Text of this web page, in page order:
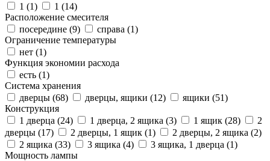
1 (1) 1 (14)
Расположение смесителя
посередине (9) справа (1)
Ограничение температуры
нет (1)
Функция экономии расхода
есть (1)
Система хранения
дверцы (68) дверцы, ящики (12) ящики (51)
Конструкция
1 дверца (24) 1 дверца, 2 ящика (3) 1 ящик (28)
2
дверцы (17) 2 дверцы, 1 ящик (1) 2 дверцы, 2 ящика (2)
2 ящика (33) 3 ящика (4) 3 ящика, 1 дверца (1)
Мощность лампы